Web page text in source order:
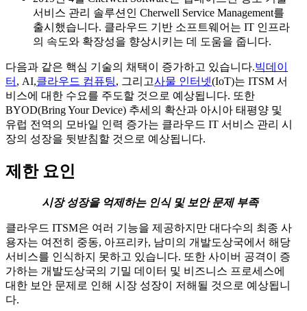
서비스 관리 솔루션인 Cherwell Service Management를
출시했습니다. 클라우드 기반 소프트웨어는 IT 인프라
의 속도와 확장성을 향상시키는 데 도움을 줍니다.
다음과 같은 핵심 기술의 채택이 증가하고 있습니다.빅데이
터 , AI,클라우드 컴퓨팅, 그리고사물 인터넷(IoT)는 ITSM 서
비스에 대한 수요를 주도할 것으로 예상됩니다. 또한
BYOD(Bring Your Device) 추세의 확산과 아시아 태평양 및
유럽 전역의 모바일 인력 증가는 클라우드 IT 서비스 관리 시
장의 성장을 뒷받침할 것으로 예상됩니다.
제한 요인
시장 성장을 억제하는 인식 및 보안 문제 부족
클라우드 ITSM은 여러 기능을 제공하지만 대다수의 최종 사
용자는 여전히 중동, 아프리카, 남미의 개발도상국에서 해당
서비스를 인식하지 못하고 있습니다. 또한 사이버 공격이 증
가하는 개발도상국의 기밀 데이터 및 비즈니스 프로세스에
대한 보안 문제로 인해 시장 성장이 저해될 것으로 예상됩니
다.